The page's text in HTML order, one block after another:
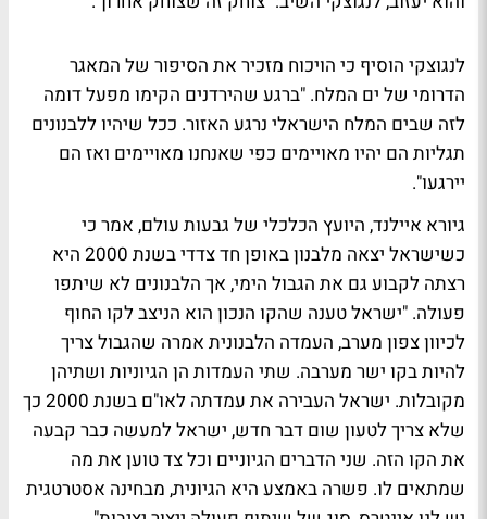
לנגוצקי הוסיף כי הויכוח מזכיר את הסיפור של המאגר
הדרומי של ים המלח. "ברגע שהירדנים הקימו מפעל דומה
לזה שבים המלח הישראלי נרגע האזור. ככל שיהיו ללבנונים
תגליות הם יהיו מאויימים כפי שאנחנו מאויימים ואז הם
יירגעו".
גיורא איילנד, היועץ הכלכלי של גבעות עולם, אמר כי
כשישראל יצאה מלבנון באופן חד צדדי בשנת 2000 היא
רצתה לקבוע גם את הגבול הימי, אך הלבנונים לא שיתפו
פעולה. "ישראל טענה שהקו הנכון הוא הניצב לקו החוף
לכיוון צפון מערב, העמדה הלבנונית אמרה שהגבול צריך
להיות בקו ישר מערבה. שתי העמדות הן הגיוניות ושתיהן
מקובלות. ישראל העבירה את עמדתה לאו"ם בשנת 2000 כך
שלא צריך לטעון שום דבר חדש, ישראל למעשה כבר קבעה
את הקו הזה. שני הדברים הגיוניים וכל צד טוען את מה
שמתאים לו. פשרה באמצע היא הגיונית, מבחינה אסטרטגית